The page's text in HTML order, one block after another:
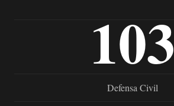
103
Defensa Civil